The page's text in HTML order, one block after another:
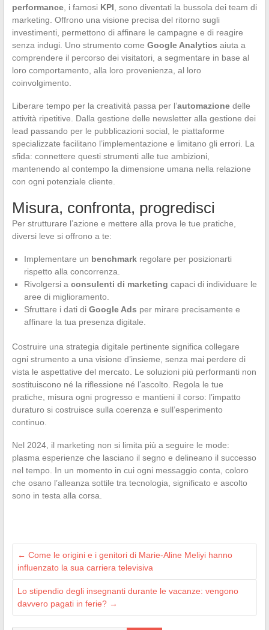
performance, i famosi KPI , sono diventati la bussola dei team di
marketing. Offrono una visione precisa del ritorno sugli
investimenti, permettono di affinare le campagne e di reagire
senza indugi. Uno strumento come Google Analytics aiuta a
comprendere il percorso dei visitatori, a segmentare in base al
loro comportamento, alla loro provenienza, al loro
coinvolgimento.
Liberare tempo per la creatività passa per l’automazionedelle
attività ripetitive. Dalla gestione delle newsletter alla gestione dei
lead passando per le pubblicazioni social, le piattaforme
specializzate facilitano l’implementazione e limitano gli errori. La
sfida: connettere questi strumenti alle tue ambizioni,
mantenendo al contempo la dimensione umana nella relazione
con ogni potenziale cliente.
Misura, confronta, progredisci
Per strutturare l’azione e mettere alla prova le tue pratiche,
diversi leve si offrono a te:
Implementare un benchmarkregolare per posizionarti
rispetto alla concorrenza.
Rivolgersi a consulenti di marketing capaci di individuare le
aree di miglioramento.
Sfruttare i dati di Google Ads per mirare precisamente e
affinare la tua presenza digitale.
Costruire una strategia digitale pertinente significa collegare
ogni strumento a una visione d’insieme, senza mai perdere di
vista le aspettative del mercato. Le soluzioni più performanti non
sostituiscono né la riflessione né l’ascolto. Regola le tue
pratiche, misura ogni progresso e mantieni il corso: l’impatto
duraturo si costruisce sulla coerenza e sull’esperimento
continuo.
Nel 2024, il marketing non si limita più a seguire le mode:
plasma esperienze che lasciano il segno e delineano il successo
nel tempo. In un momento in cui ogni messaggio conta, coloro
che osano l’alleanza sottile tra tecnologia, significato e ascolto
sono in testa alla corsa.
← Come le origini e i genitori di Marie-Aline Meliyi hanno
influenzato la sua carriera televisiva
Lo stipendio degli insegnanti durante le vacanze: vengono
davvero pagati in ferie? →